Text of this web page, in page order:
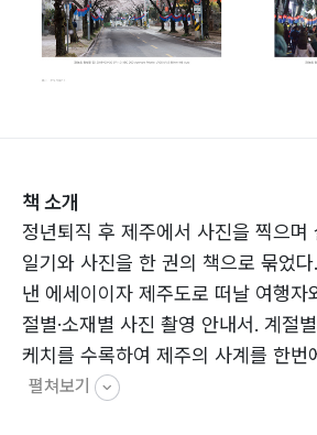
책 소개
정년퇴직 후 제주에서 사진을 찍으며
일기와 사진을 한 권의 책으로 묶었
낸 에세이이자 제주도로 떠날 여행자
절별·소재별 사진 촬영 안내서. 계절
케치를 수록하여 제주의 사계를 한번
펼쳐보기